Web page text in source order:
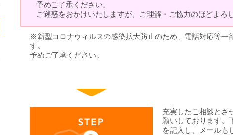
予めご了承ください。
ご迷惑をおかけいたしますが、ご理解・ご協力のほどよろ
※新型コロナウィルスの感染拡大防止のため、電話対応等一
す。
予めご了承ください。
充実したご相談とさ
願いしております。
を記入し、メールも